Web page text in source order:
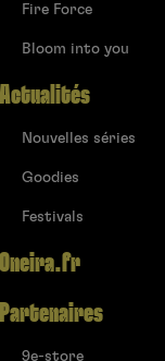
Fire Force
Bloom into you
Actualités
Nouvelles séries
Goodies
Festivals
Oneira.fr
Partenaires
9e-store